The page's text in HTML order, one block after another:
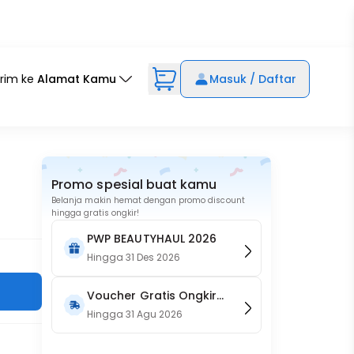
ke Alamat Kamu Masuk / Daftar
Promo spesial buat kamu
Belanja makin hemat dengan promo discount
hingga gratis ongkir!
PWP BEAUTYHAUL 2026
Hingga31 Des 2026
Voucher Gratis Ongkir
15RB (Only on Website)
Hingga31 Agu 2026